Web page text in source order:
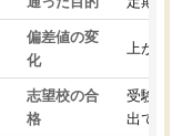
偏差値の変
化
上がった
志望校の合
格
受験して
出ていな